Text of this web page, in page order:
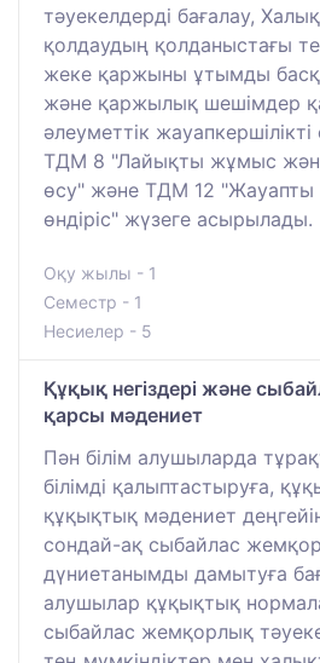
тәуекелдерді бағалау,
қолдаудың қолданыстағы
жеке қаржыны ұтымды
және қаржылық шешімдер
әлеуметтік
ТДМ 8 "Лайықты жұмыс
өсу" және ТДМ 12 "Жауапты
өндіріс" жүзеге асырылады.
Оқу жылы - 1
Семестр - 1
Несиелер - 5
Құқық негіздері және
қарсы мәдениет
Пән білім алушыларда
білімді қалыптастыруға,
құқықтық мәдениет
сондай-ақ сыбайлас
дүниетанымды дамытуға
алушылар құқықтық
сыбайлас жемқорлық